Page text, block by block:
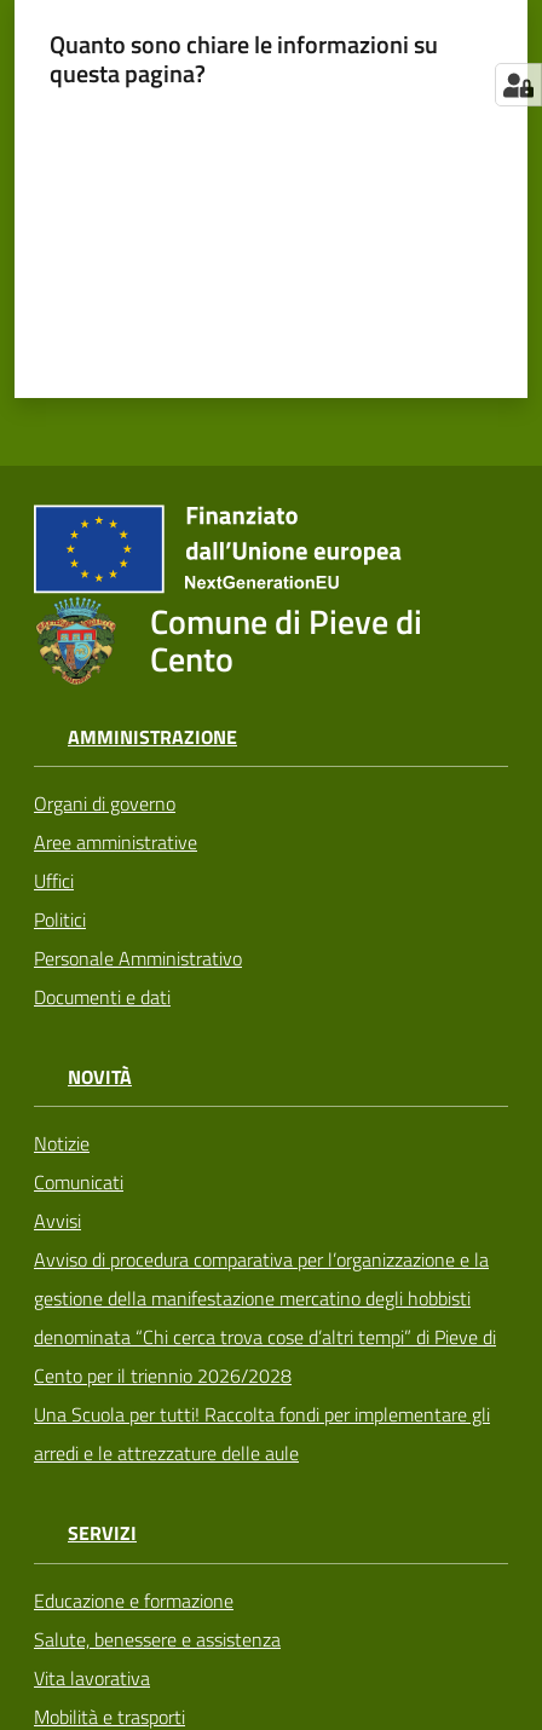
Quanto sono chiare le informazioni su
questa pagina?
Comune di Pieve di
Cento
AMMINISTRAZIONE
Organi di governo
Aree amministrative
Uffici
Politici
Personale Amministrativo
Documenti e dati
NOVITÀ
Notizie
Comunicati
Avvisi
Avviso di procedura comparativa per l’organizzazione e la
gestione della manifestazione mercatino degli hobbisti
denominata “Chi cerca trova cose d’altri tempi” di Pieve di
Cento per il triennio 2026/2028
Una Scuola per tutti! Raccolta fondi per implementare gli
arredi e le attrezzature delle aule
SERVIZI
Educazione e formazione
Salute, benessere e assistenza
Vita lavorativa
Mobilità e trasporti